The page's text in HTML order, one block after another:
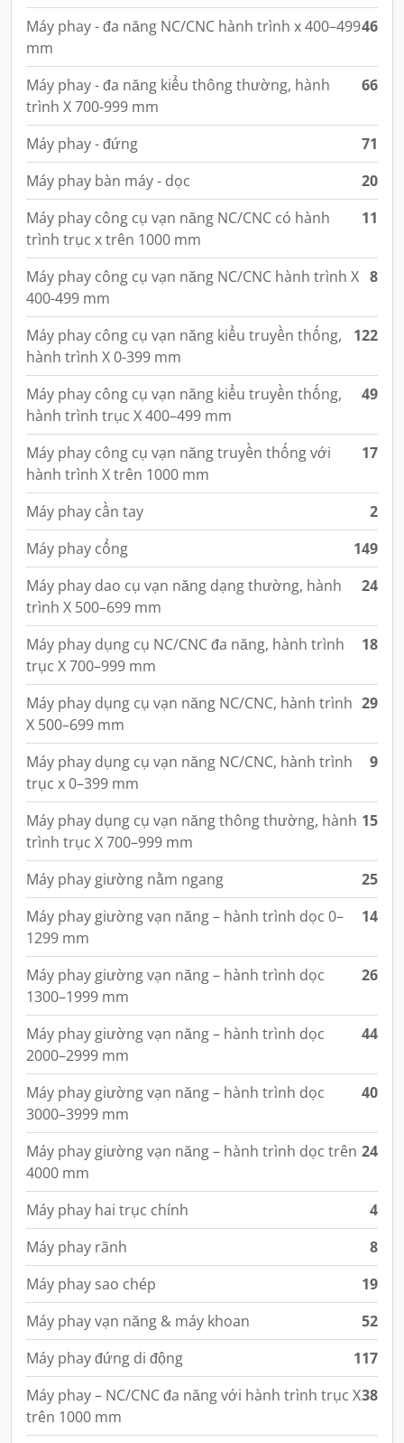
Máy phay - đa năng NC/CNC hành trình x 400–499
mm
46
Máy phay - đa năng kiểu thông thường, hành
trình X 700-999 mm
66
Máy phay - đứng
71
Máy phay bàn máy - dọc
20
Máy phay công cụ vạn năng NC/CNC có hành
trình trục x trên 1000 mm
11
Máy phay công cụ vạn năng NC/CNC hành trình X
400-499 mm
8
Máy phay công cụ vạn năng kiểu truyền thống,
hành trình X 0-399 mm
122
Máy phay công cụ vạn năng kiểu truyền thống,
hành trình trục X 400–499 mm
49
Máy phay công cụ vạn năng truyền thống với
hành trình X trên 1000 mm
17
Máy phay cần tay
2
Máy phay cổng
149
Máy phay dao cụ vạn năng dạng thường, hành
trình X 500–699 mm
24
Máy phay dụng cụ NC/CNC đa năng, hành trình
trục X 700–999 mm
18
Máy phay dụng cụ vạn năng NC/CNC, hành trình
X 500–699 mm
29
Máy phay dụng cụ vạn năng NC/CNC, hành trình
trục x 0–399 mm
9
Máy phay dụng cụ vạn năng thông thường, hành
trình trục X 700–999 mm
15
Máy phay giường nằm ngang
25
Máy phay giường vạn năng – hành trình dọc 0–
1299 mm
14
Máy phay giường vạn năng – hành trình dọc
1300–1999 mm
26
Máy phay giường vạn năng – hành trình dọc
2000–2999 mm
44
Máy phay giường vạn năng – hành trình dọc
3000–3999 mm
40
Máy phay giường vạn năng – hành trình dọc trên
4000 mm
24
Máy phay hai trục chính
4
Máy phay rãnh
8
Máy phay sao chép
19
Máy phay vạn năng & máy khoan
52
Máy phay đứng di động
117
Máy phay – NC/CNC đa năng với hành trình trục X
trên 1000 mm
38